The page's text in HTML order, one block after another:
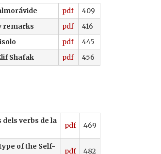
pdf
409
remarks pdf
416
pdf
445
Shafak pdf 456
verbs de la
pdf 469
of the Self-
pdf 482